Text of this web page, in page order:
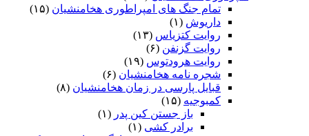
تمام جنگ های امپراطوری هخامنشیان (۱۵)
داریوش (۱)
روایت کتزیاس (۱۳)
روایت گزنفن (۶)
روایت هرودتوس (۱۹)
شجره نامه هخامنشیان (۶)
قبایل پارسی در زمان هخامنشیان (۸)
کمبوجیه (۱۵)
باز جستن کین پدر (۱)
برادر کشی (۱)